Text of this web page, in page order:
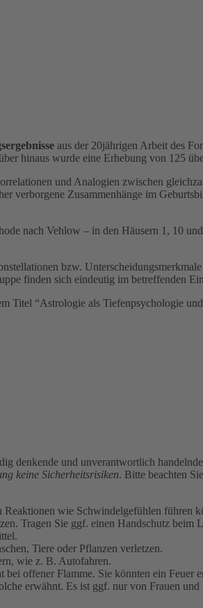
aus der 20jährigen Arbeit des
hinaus wurde eine Erhebung von 125
und Analogien zwischen
verborgene Zusammenhänge im
nach Vehlow – in den Häusern 1, 10
bzw.
finden sich eindeutig im betreffenden
Titel “Astrologie als Tiefenpsychologie
denkende und unverantwortlich
keine Sicherheitsrisiken. Bitte beachten
wie Schwindelgefühlen führen
Tragen Sie ggf. einen Handschutz beim
Tiere oder Pflanzen verletzen.
wie z. B. Autofahren.
offener Flamme. Sie könnten ein Feuer
erwähnt. Es ist ggf. nur von Frauen